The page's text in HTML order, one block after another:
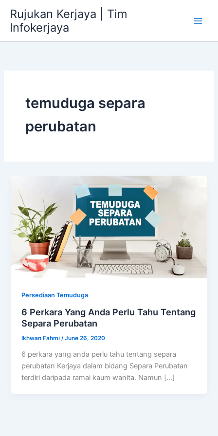
content
Rujukan Kerjaya | Tim
Infokerjaya
temuduga separa
perubatan
Persediaan Temuduga
6 Perkara Yang Anda Perlu Tahu Tentang
Separa Perubatan
Ikhwan Fahmi /June 26, 2020
6 perkara yang anda perlu tahu tentang separa
perubatan Kerjaya dalam bidang Separa Perubatan
terdiri daripada ramai kaum wanita. Namun […]